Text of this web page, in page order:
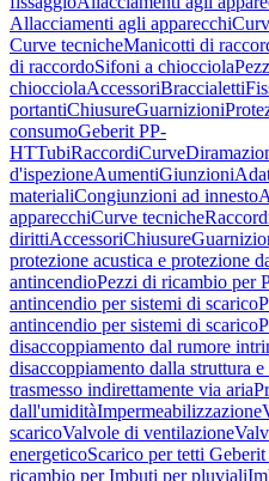
Allacciamenti agli apparecchi
Curve tecnicheManicotti di
di raccordoSifoni a chiocciola
chiocciolaAccessoriBraccialetti
portantiChiusureGuarnizioni
consumoGeberit PP-
HTTubiRaccordiCurve
d'ispezioneAumentiGiunzioni
materialiCongiunzioni ad innesto
apparecchiCurve tecniche
dirittiAccessoriChiusure
protezione acustica e protezione
antincendioPezzi di ricambio per
antincendio per sistemi di scarico
antincendio per sistemi di scarico
disaccoppiamento dal rumore
disaccoppiamento dalla struttura
trasmesso indirettamente via aria
dall'umiditàImpermeabilizzazione
scaricoValvole di ventilazione
energeticoScarico per tetti
ricambio per Imbuti per pluviali